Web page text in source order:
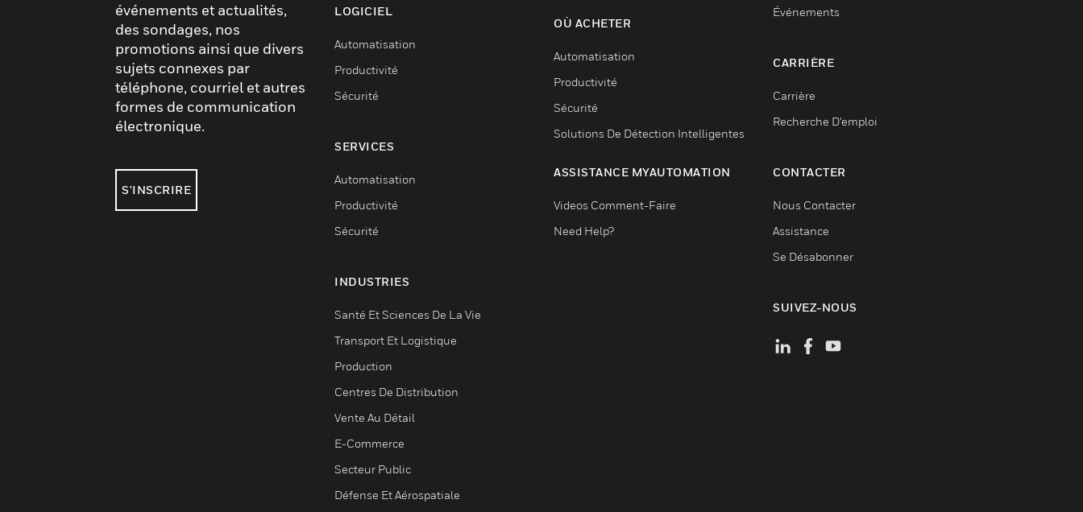
événements et actualités,
des sondages, nos
promotions ainsi que divers
sujets connexes par
téléphone, courriel et autres
formes de communication
électronique.
S'INSCRIRE
LOGICIEL
Automatisation
Productivité
Sécurité
SERVICES
Automatisation
Productivité
Sécurité
INDUSTRIES
Santé Et Sciences De La Vie
Transport Et Logistique
Production
Centres De Distribution
Vente Au Détail
E-Commerce
Secteur Public
Défense Et Aérospatiale
OÙ ACHETER
Automatisation
Productivité
Sécurité
Solutions De Détection Intelligentes
ASSISTANCE MYAUTOMATION
Videos Comment-Faire
Need Help?
Événements
CARRIÈRE
Carrière
Recherche D'emploi
CONTACTER
Nous Contacter
Assistance
Se Désabonner
SUIVEZ-NOUS